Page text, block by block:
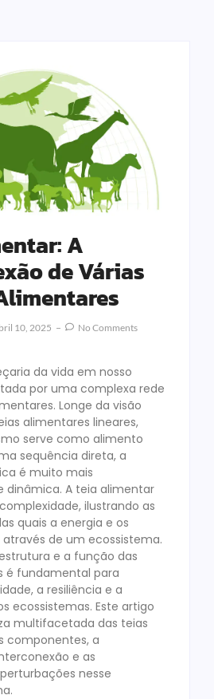
A
de Várias
10, 2025 No Comments
da vida em nosso
por uma complexa rede
Longe da visão
alimentares lineares,
serve como alimento
sequência direta, a
é muito mais
dinâmica. A teia alimentar
ilustrando as
quais a energia e os
de um ecossistema.
e a função das
é fundamental para
a resiliência e a
ecossistemas. Este artigo
multifacetada das teias
componentes, a
e as
nesse